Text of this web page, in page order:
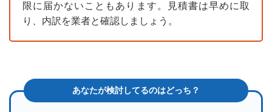
4.3
川口
限に届かないこともあります。見積書は早めに取
り、内訳を業者と確認しましょう。